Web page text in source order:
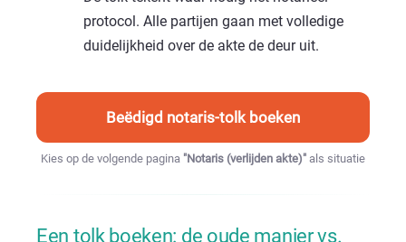
protocol. Alle partijen gaan met volledige
duidelijkheid over de akte de deur uit.
Beëdigd notaris-tolk boeken
Kies op de volgende pagina "Notaris (verlijden akte)" als situatie
Een tolk boeken: de oude manier vs.